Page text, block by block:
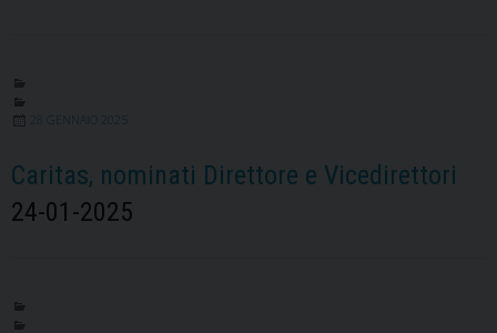
28 GENNAIO 2025
Caritas, nominati Direttore e Vicedirettori
24-01-2025